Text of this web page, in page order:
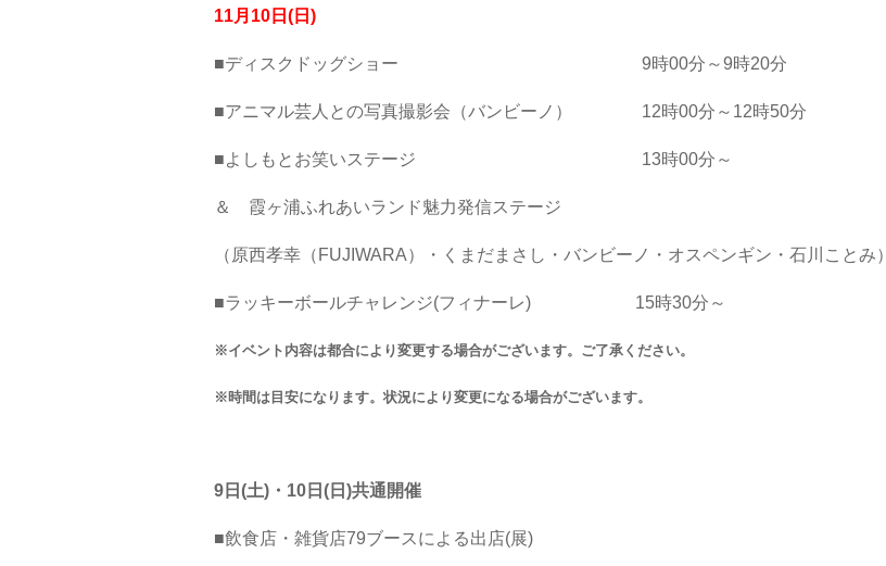
11月10日(日)
■ディスクドッグショー 9時00分～9時20分
■アニマル芸人との写真撮影会（バンビーノ） 12時00分～12時50分
■よしもとお笑いステージ 13時00分～
＆ 霞ヶ浦ふれあいランド魅力発信ステージ
（原西孝幸（FUJIWARA）・くまだまさし・バンビーノ・オスペンギン・石川ことみ）
■ラッキーボールチャレンジ(フィナーレ) 15時30分～
※イベント内容は都合により変更する場合がございます。ご了承ください。
※時間は目安になります。状況により変更になる場合がございます。
9日(土)・10日(日)共通開催
■飲食店・雑貨店79ブースによる出店(展)